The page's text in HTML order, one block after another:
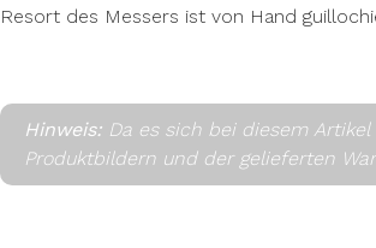
Resort des Messers ist von Hand
Hinweis: Da es sich bei diesem
Produktbildern und der gelieferten